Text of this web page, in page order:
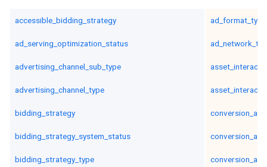
accessible_bidding_strategy
ad_serving_optimization_status
advertising_channel_sub_type
advertising_channel_type
bidding_strategy
bidding_strategy_system_status
bidding_strategy_type
ad_format_type